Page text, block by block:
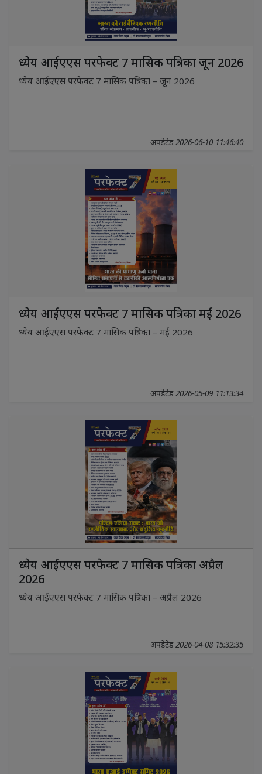
ध्येय आईएएस परफेक्ट 7 मासिक पत्रिका जून 2026
ध्येय आईएएस परफेक्ट 7 मासिक पत्रिका – जून 2026
अपडेटेड 2026-06-10 11:46:40
ध्येय आईएएस परफेक्ट 7 मासिक पत्रिका मई 2026
ध्येय आईएएस परफेक्ट 7 मासिक पत्रिका – मई 2026
अपडेटेड 2026-05-09 11:13:34
ध्येय आईएएस परफेक्ट 7 मासिक पत्रिका अप्रैल
2026
ध्येय आईएएस परफेक्ट 7 मासिक पत्रिका – अप्रैल 2026
अपडेटेड 2026-04-08 15:32:35